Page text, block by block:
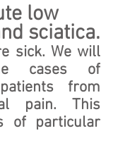
low
sciatica.
sick. We will
cases of
from
pain. This
of particular